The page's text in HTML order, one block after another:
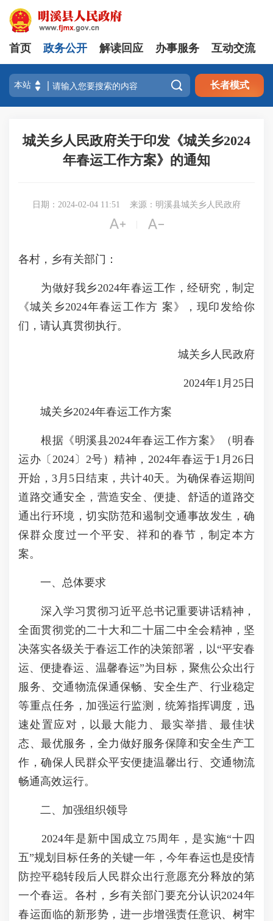
首页 政务公开 解读回应 办事服务 互动交流
 长者模式
城关乡人民政府关于印发《城关乡2024
年春运工作方案》的通知
日期：2024-02-04 11:51 来源：明溪县城关乡人民政府
 
各村，乡有关部门：
为做好我乡2024年春运工作，经研究，制定
《城关乡2024年春运工作方 案》，现印发给你
们，请认真贯彻执行。
城关乡人民政府
2024年1月25日
城关乡2024年春运工作方案
根据《明溪县2024年春运工作方案》（明春
运办〔2024〕2号）精神，2024年春运于1月26日
开始，3月5日结束，共计40天。为确保春运期间
道路交通安全，营造安全、便捷、舒适的道路交
通出行环境，切实防范和遏制交通事故发生，确
保群众度过一个平安、祥和的春节，制定本方
案。
一、总体要求
深入学习贯彻习近平总书记重要讲话精神，
全面贯彻党的二十大和二十届二中全会精神，坚
决落实各级关于春运工作的决策部署，以“平安春
运、便捷春运、温馨春运”为目标，聚焦公众出行
服务、交通物流保通保畅、安全生产、行业稳定
等重点任务，加强运行监测，统筹指挥调度，迅
速处置应对，以最大能力、最实举措、最佳状
态、最优服务，全力做好服务保障和安全生产工
作，确保人民群众平安便捷温馨出行、交通物流
畅通高效运行。
二、加强组织领导
2024年是新中国成立75周年，是实施“十四
五”规划目标任务的关键一年，今年春运也是疫情
防控平稳转段后人民群众出行意愿充分释放的第
一个春运。各村，乡有关部门要充分认识2024年
春运面临的新形势，进一步增强责任意识、树牢